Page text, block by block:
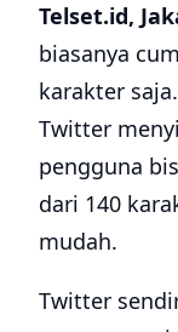
Telset.id,
biasanya
karakter
Twitter
pengguna
dari 140
mudah.
Twitter